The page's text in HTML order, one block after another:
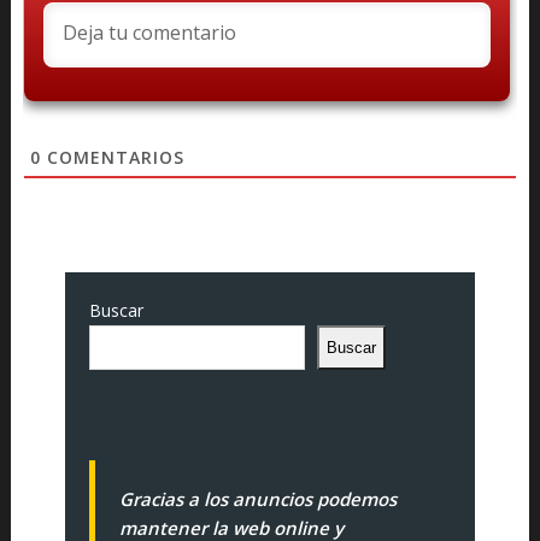
0 COMENTARIOS
Buscar
Buscar
Gracias a los anuncios podemos
mantener la web online y